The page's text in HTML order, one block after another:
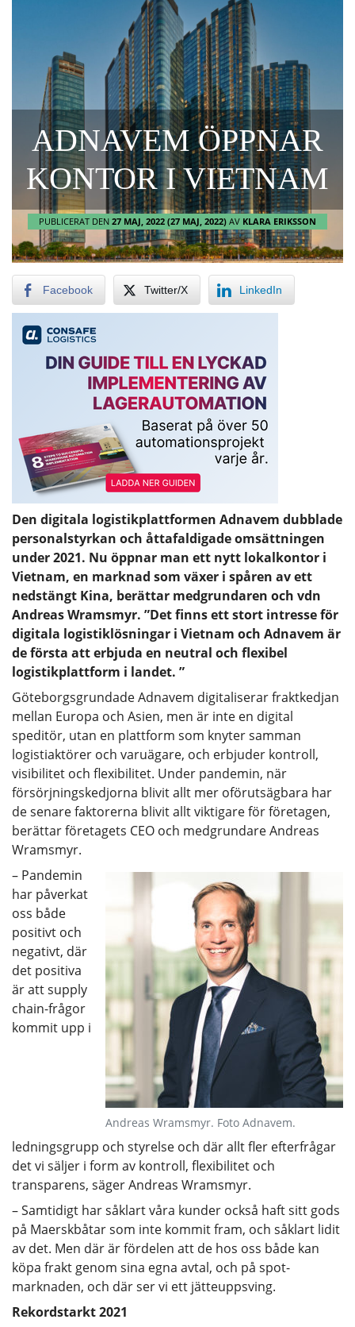
ADNAVEM ÖPPNAR
KONTOR I VIETNAM
PUBLICERAT DEN 27 MAJ, 2022 (27 MAJ, 2022) AV KLARA ERIKSSON
Facebook Twitter/X LinkedIn
Den digitala logistikplattformen Adnavem dubblade
personalstyrkan och åttafaldigade omsättningen
under 2021. Nu öppnar man ett nytt lokalkontor i
Vietnam, en marknad som växer i spåren av ett
nedstängt Kina, berättar medgrundaren och vdn
Andreas Wramsmyr. ”Det finns ett stort intresse för
digitala logistiklösningar i Vietnam och Adnavem är
de första att erbjuda en neutral och flexibel
logistikplattform i landet. ”
Göteborgsgrundade Adnavem digitaliserar fraktkedjan
mellan Europa och Asien, men är inte en digital
speditör, utan en plattform som knyter samman
logistiaktörer och varuägare, och erbjuder kontroll,
visibilitet och flexibilitet. Under pandemin, när
försörjningskedjorna blivit allt mer oförutsägbara har
de senare faktorerna blivit allt viktigare för företagen,
berättar företagets CEO och medgrundare Andreas
Wramsmyr.
Andreas Wramsmyr. Foto Adnavem.
– Pandemin
har påverkat
oss både
positivt och
negativt, där
det positiva
är att supply
chain-frågor
kommit upp i
ledningsgrupp och styrelse och där allt fler efterfrågar
det vi säljer i form av kontroll, flexibilitet och
transparens, säger Andreas Wramsmyr.
– Samtidigt har såklart våra kunder också haft sitt gods
på Maerskbåtar som inte kommit fram, och såklart lidit
av det. Men där är fördelen att de hos oss både kan
köpa frakt genom sina egna avtal, och på spot-
marknaden, och där ser vi ett jätteuppsving.
Rekordstarkt 2021